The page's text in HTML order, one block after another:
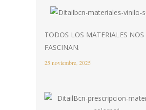
TODOS LOS MATERIALES NOS
FASCINAN.
25 noviembre, 2025